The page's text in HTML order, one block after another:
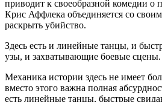
приводит к своеобразной комедии о
Крис Аффлека объединяется со
раскрыть убийство.
Здесь есть и линейные танцы, и
узы, и захватывающие боевые сцены.
Механика истории здесь не имеет
вместо этого важна полная
есть линейные танцы, быстрые